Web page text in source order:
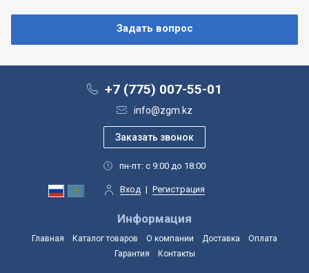
+7 (775) 007-55-01
info@zgm.kz
пн-пт: с 9:00 до 18:00
Вход | Регистрация
Информация
Главная Каталог товаров О компании Доставка
Оплата
Гарантия
Контакты